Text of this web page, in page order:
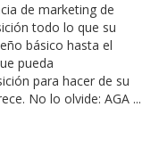
de marketing de
todo lo que su
básico hasta el
pueda
para hacer de su
No lo olvide: AGA ...